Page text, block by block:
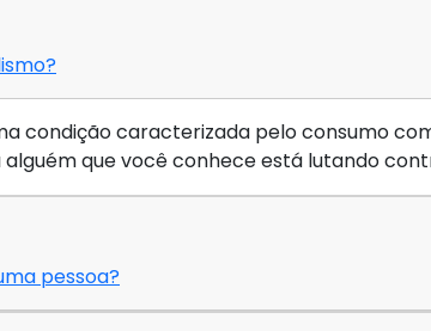
condição caracterizada pelo consumo
alguém que você conhece está lutando
pessoa?